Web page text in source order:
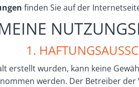
finden Sie auf der
1.
erstellt wurden, kann keine
werden. Der Betreiber